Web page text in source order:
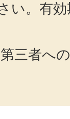
い。有
三者へ